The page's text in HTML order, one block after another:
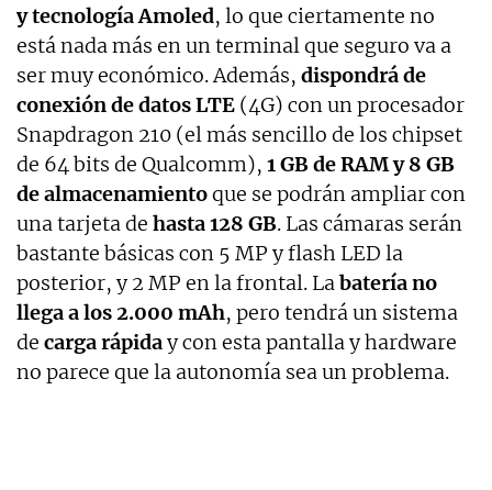
y tecnología Amoled, lo que ciertamente no
está nada más en un terminal que seguro va a
ser muy económico. Además, dispondrá de
conexión de datos LTE (4G) con un procesador
Snapdragon 210 (el más sencillo de los chipset
de 64 bits de Qualcomm), 1 GB de RAM y 8 GB
de almacenamientoque se podrán ampliar con
una tarjeta de hasta 128 GB. Las cámaras serán
bastante básicas con 5 MP y flash LED la
posterior, y 2 MP en la frontal. Labatería no
llega a los 2.000 mAh, pero tendrá un sistema
de carga rápiday con esta pantalla y hardware
no parece que la autonomía sea un problema.